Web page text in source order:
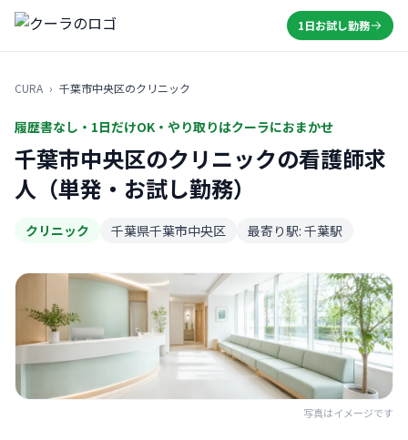
1日お試し勤務
CURA › 千葉市中央区のクリニック
履歴書なし・1日だけOK・やり取りはクーラにおまかせ
千葉市中央区のクリニックの看護師求
人（単発・お試し勤務）
クリニック 千葉県千葉市中央区 最寄り駅: 千葉駅
写真はイメージです